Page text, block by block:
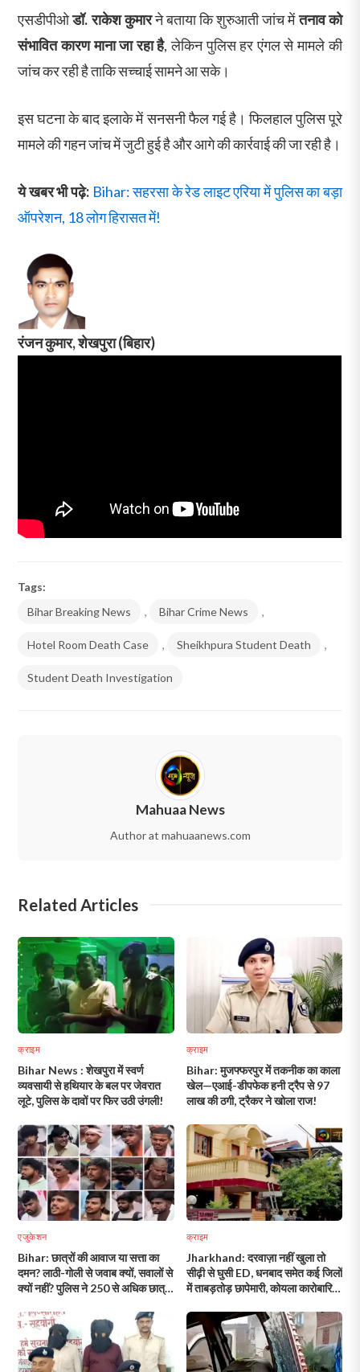
एसडीपीओडॉ. राकेश कुमारने बताया कि शुरुआती जांच मेंतनाव को
संभावित कारण माना जा रहा है, लेकिन पुलिस हर एंगल से मामले की
जांच कर रही है ताकि सच्चाई सामने आ सके।
इस घटना के बाद इलाके में सनसनी फैल गई है। फिलहाल पुलिस पूरे
मामले की गहन जांच में जुटी हुई है और आगे की कार्रवाई की जा रही है।
ये खबर भी पढ़े: Bihar: सहरसा के रेड लाइट एरिया में पुलिस का बड़ा
ऑपरेशन, 18 लोग हिरासत में!
रंजन कुमार, शेखपुरा (बिहार)
Tags:
Bihar Breaking News
, Bihar Crime News ,
Hotel Room Death Case , Sheikhpura Student Death ,
Student Death Investigation
Mahuaa News
Author at mahuaanews.com
Related Articles
क्राइम
Bihar News : शेखपुरा में स्वर्ण
व्यवसायी से हथियार के बल पर जेवरात
लूटे, पुलिस के दावों पर फिर उठी उंगली!
क्राइम
Bihar: मुजफ्फरपुर में तकनीक का काला
खेल—एआई-डीपफेक हनी ट्रैप से 97
लाख की ठगी, ट्रैकर ने खोला राज!
एजुकेशन
Bihar: छात्रों की आवाज या सत्ता का
दमन? लाठी-गोली से जवाब क्यों, सवालों से
क्यों नहीं? पुलिस ने 250 से अधिक छात्रों
क्राइम
Jharkhand: दरवाज़ा नहीं खुला तो
सीढ़ी से घुसी ED, धनबाद समेत कई जिलों
में ताबड़तोड़ छापेमारी, कोयला कारोबारियों